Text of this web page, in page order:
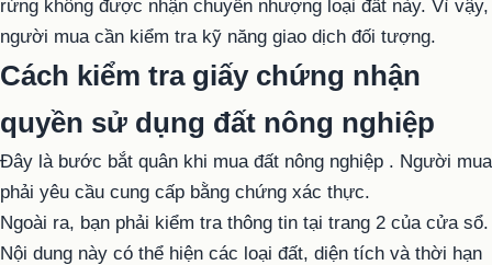
rừng không được nhận chuyển nhượng loại đất này. Vì vậy,
người mua cần kiểm tra kỹ năng giao dịch đối tượng.
Cách kiểm tra giấy chứng nhận
quyền sử dụng đất nông nghiệp
Đây là bước bắt quân khi mua đất nông nghiệp . Người mua
phải yêu cầu cung cấp bằng chứng xác thực.
Ngoài ra, bạn phải kiểm tra thông tin tại trang 2 của cửa sổ.
Nội dung này có thể hiện các loại đất, diện tích và thời hạn